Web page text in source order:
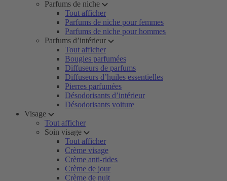
Parfums de niche
Tout afficher
Parfums de niche pour femmes
Parfums de niche pour hommes
Parfums d’intérieur
Tout afficher
Bougies parfumées
Diffuseurs de parfums
Diffuseurs d’huiles essentielles
Pierres parfumées
Désodorisants d’intérieur
Désodorisants voiture
Visage
Tout afficher
Soin visage
Tout afficher
Crème visage
Crème anti-rides
Crème de jour
Crème de nuit